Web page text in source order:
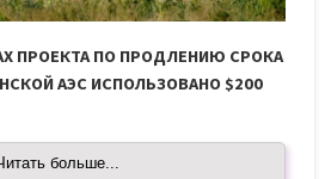
ПРОЕКТА ПО ПРОДЛЕНИЮ СРОКА
АЭС ИСПОЛЬЗОВАНО $200
больше...